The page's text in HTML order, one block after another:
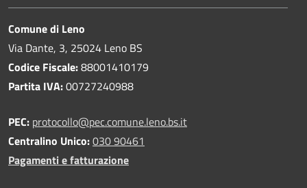
Comune di Leno
Via Dante, 3, 25024 Leno BS
Codice Fiscale:88001410179
Partita IVA:00727240988
PEC: protocollo@pec.comune.leno.bs.it
Centralino Unico:030 90461
Pagamenti e fatturazione